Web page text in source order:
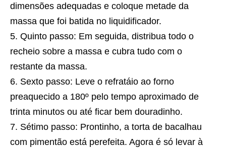
dimensões adequadas e coloque metade da
massa que foi batida no liquidificador.
Quinto passo: Em seguida, distribua todo o
recheio sobre a massa e cubra tudo com o
restante da massa.
Sexto passo: Leve o refratáio ao forno
preaquecido a 180º pelo tempo aproximado de
trinta minutos ou até ficar bem douradinho.
Sétimo passo: Prontinho, a torta de bacalhau
com pimentão está perefeita. Agora é só levar à